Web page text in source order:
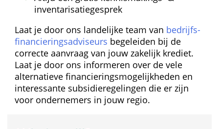
inventarisatie­gesprek
Laat je door ons landelijke team van bedrijfs­
financierings­adviseurs begeleiden bij de
correcte aanvraag van jouw zakelijk krediet.
Laat je door ons informeren over de vele
alternatieve financierings­mogelijkheden en
interessante subsidie­regelingen die er zijn
voor ondernemers in jouw regio.